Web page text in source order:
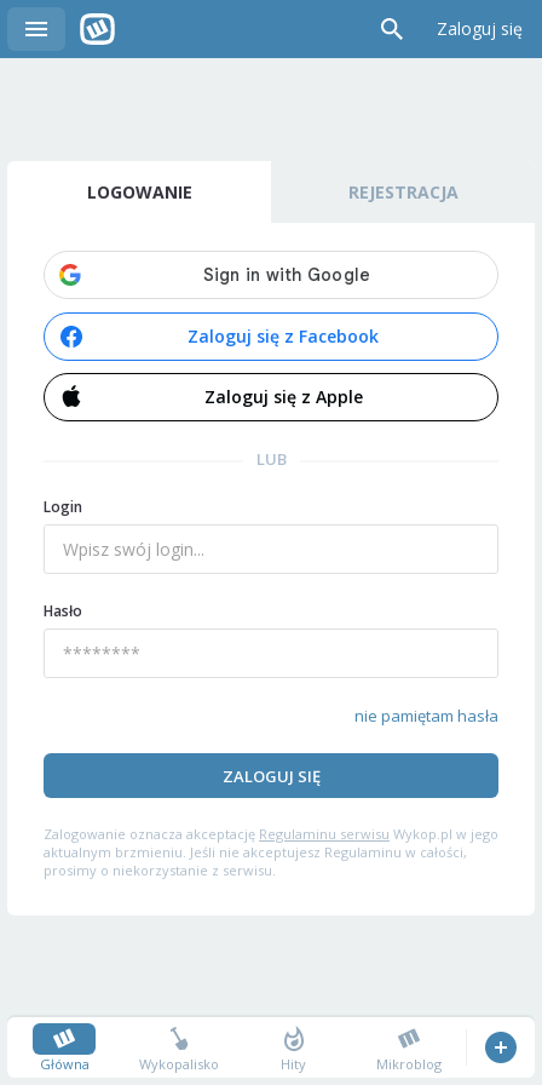
Zaloguj się
LOGOWANIE REJESTRACJA
Zaloguj się z Facebook
Zaloguj się z Apple
LUB
Login
Hasło
nie pamiętam hasła
ZALOGUJ SIĘ
Zalogowanie oznacza akceptację Regulaminu serwisu Wykop.pl w jego
aktualnym brzmieniu. Jeśli nie akceptujesz Regulaminu w całości,
prosimy o niekorzystanie z serwisu.
Główna Wykopalisko Hity Mikroblog